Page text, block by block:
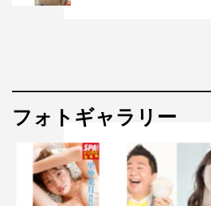
フォトギャラリー